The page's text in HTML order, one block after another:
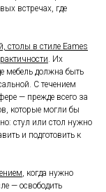
встречах, где
столы в стиле Eames
. Их
мебель должна быть
С течением
— прежде всего за
которые могли бы
стул или стол нужно
и подготовить к
, когда нужно
— освободить